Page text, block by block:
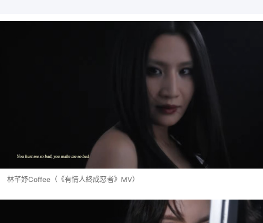
林芊妤Coffee（《有情人終成惡者》MV）